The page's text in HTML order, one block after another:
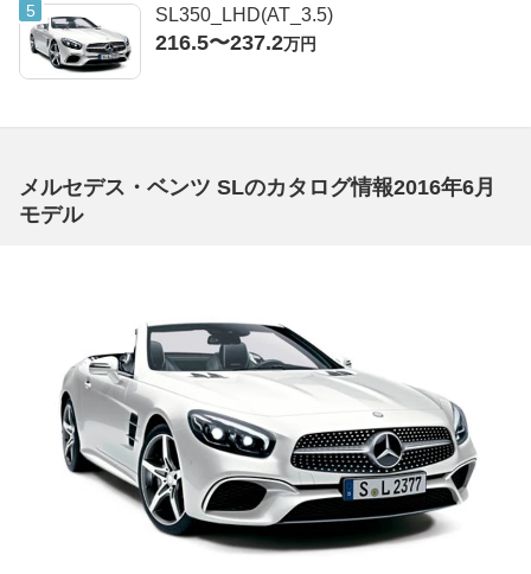
SL350_LHD(AT_3.5)
216.5〜237.2万円
メルセデス・ベンツ SLのカタログ情報2016年6月
モデル